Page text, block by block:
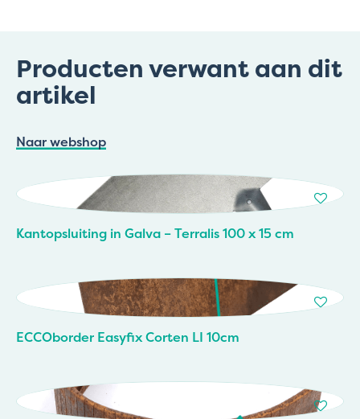
Producten verwant aan dit
artikel
Naar webshop
Kantopsluiting in Galva – Terralis 100 x 15 cm
ECCOborder Easyfix Corten LI 10cm